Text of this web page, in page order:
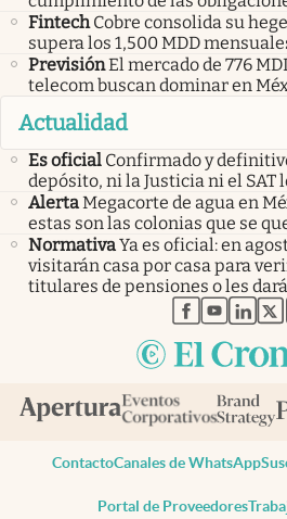
Fintech Cobre consolida su
supera los 1,500 MDD
PrevisiónEl mercado de 776
telecom buscan dominar en
Actualidad
Es oficial Confirmado y
depósito, ni la Justicia ni el SAT
AlertaMegacorte de agua en
estas son las colonias que se
NormativaYa es oficial: en
visitarán casa por casa para
titulares de pensiones o les
abre enabre en
ContactoCanales de WhatsApp
Portal de Proveedores